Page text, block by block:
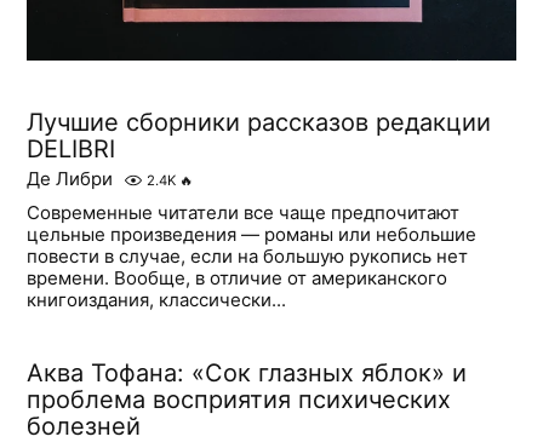
Лучшие сборники рассказов редакции
DELIBRI
Де Либри 2.4K 🔥
Современные читатели все чаще предпочитают
цельные произведения — романы или небольшие
повести в случае, если на большую рукопись нет
времени. Вообще, в отличие от американского
книгоиздания, классически...
Аква Тофана: «Сок глазных яблок» и
проблема восприятия психических
болезней